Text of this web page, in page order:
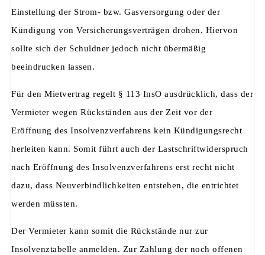
Einstellung der Strom- bzw. Gasversorgung oder der
Kündigung von Versicherungsverträgen drohen. Hiervon
sollte sich der Schuldner jedoch nicht übermäßig
beeindrucken lassen.
Für den Mietvertrag regelt § 113 InsO ausdrücklich, dass der
Vermieter wegen Rückständen aus der Zeit vor der
Eröffnung des Insolvenzverfahrens kein Kündigungsrecht
herleiten kann. Somit führt auch der Lastschriftwiderspruch
nach Eröffnung des Insolvenzverfahrens erst recht nicht
dazu, dass Neuverbindlichkeiten entstehen, die entrichtet
werden müssten.
Der Vermieter kann somit die Rückstände nur zur
Insolvenztabelle anmelden. Zur Zahlung der noch offenen